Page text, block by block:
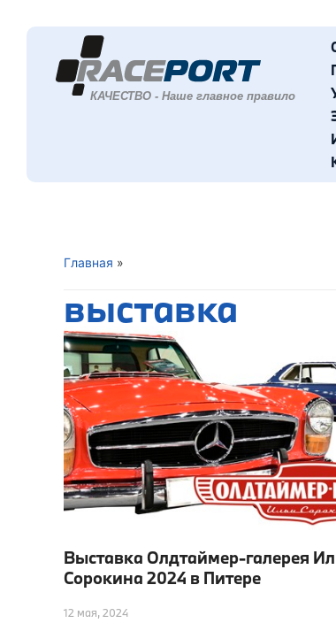
Главная »
выставка
Выставка Олдтаймер-галерея
Сорокина 2024 в Питере
12 мая, 2024